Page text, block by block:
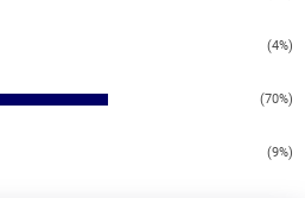
(4%)
(70%)
(9%)